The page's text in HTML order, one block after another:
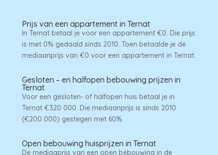
Prijs van een appartement in Ternat
In Ternat betaal je voor een appartement €0. Die prijs
is met 0% gedaald sinds 2010. Toen betaalde je de
mediaanprijs van €0 voor een appartement in Ternat.
Gesloten – en halfopen bebouwing prijzen in
Ternat
Voor een gesloten- of halfopen huis betaal je in
Ternat €320 000. Die mediaanprijs is sinds 2010
(€200 000) gestegen met 60%.
Open bebouwing huisprijzen in Ternat
De mediaaprijs van een open bebouwing in de